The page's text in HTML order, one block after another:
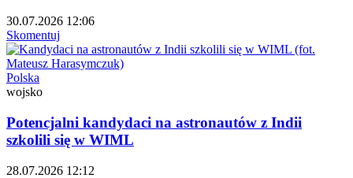
30.07.2026 12:06
Skomentuj
Polska
wojsko
Potencjalni kandydaci na astronautów z Indii
szkolili się w WIML
28.07.2026 12:12